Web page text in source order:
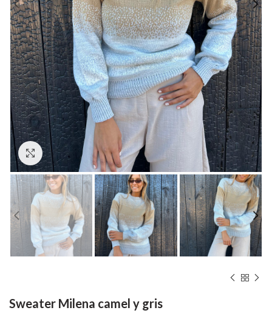
Hacer zoom
Sweater Milena camel y gris